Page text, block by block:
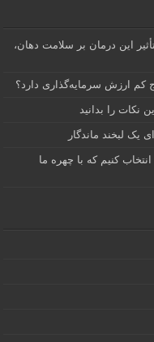
این درمان بر سلامت دهان،
کم ارزش سرمایه‌گذاری دارد؟
نکات را بدانید
یک لبخند ماندگار
کنیم که با چهره ما